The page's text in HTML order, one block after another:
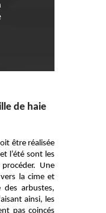
de haie
être réalisée
l’été sont les
Une
la cime et
arbustes,
ainsi, les
pas coincés